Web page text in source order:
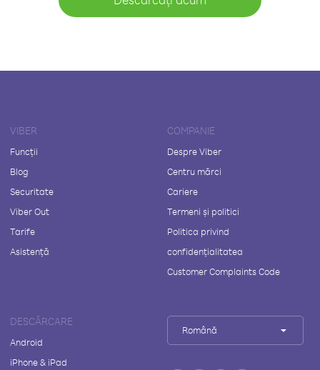
VIBER
Funcții
Blog
Securitate
Viber Out
Tarife
Asistență
COMPANIE
Despre Viber
Centru mărci
Cariere
Termeni și politici
Politica privind
confidențialitatea
Customer Complaints Code
DESCĂRCARE
Android
iPhone & iPad
Română